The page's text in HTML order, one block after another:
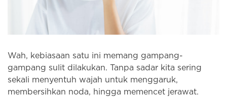
Wah, kebiasaan satu ini memang gampang-
gampang sulit dilakukan. Tanpa sadar kita sering
sekali menyentuh wajah untuk menggaruk,
membersihkan noda, hingga memencet jerawat.